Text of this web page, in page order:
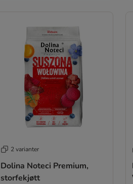
2 varianter
Dolina Noteci Premium,
storfekjøtt